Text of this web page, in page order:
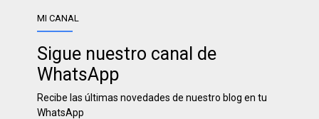
MI CANAL
Sigue nuestro canal de
WhatsApp
Recibe las últimas novedades de nuestro blog en tu
WhatsApp